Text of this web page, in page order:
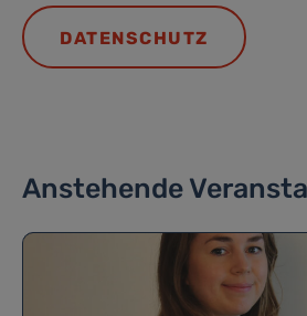
DATENSCHUTZ
Anstehende